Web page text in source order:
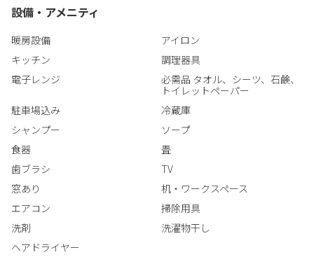
設備・アメニティ
暖房設備
アイロン
キッチン
調理器具
電子レンジ
必需品 タオル、シーツ、石鹸、
トイレットペーパー
駐車場込み
冷蔵庫
シャンプー
ソープ
食器
畳
歯ブラシ
TV
窓あり
机・ワークスペース
エアコン
掃除用具
洗剤
洗濯物干し
ヘアドライヤー